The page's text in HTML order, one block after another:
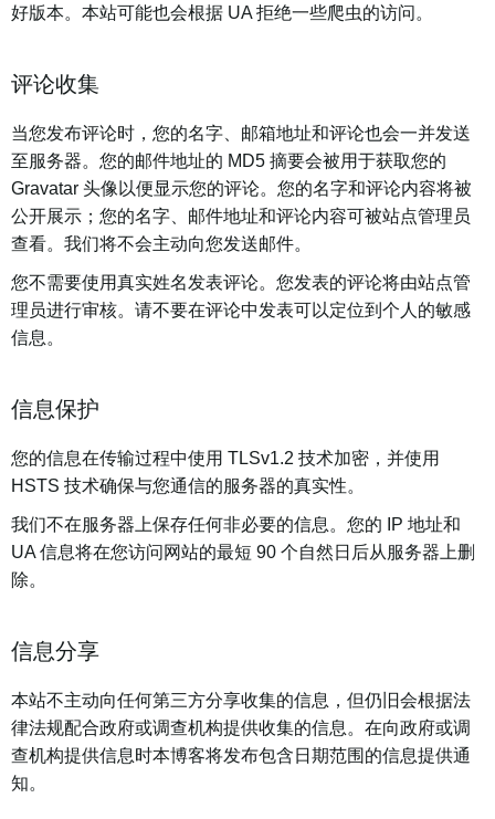
好版本。本站可能也会根据 UA 拒绝一些爬虫的访问。
评论收集
当您发布评论时，您的名字、邮箱地址和评论也会一并发送
至服务器。您的邮件地址的 MD5 摘要会被用于获取您的
Gravatar 头像以便显示您的评论。您的名字和评论内容将被
公开展示；您的名字、邮件地址和评论内容可被站点管理员
查看。我们将不会主动向您发送邮件。
您不需要使用真实姓名发表评论。您发表的评论将由站点管
理员进行审核。请不要在评论中发表可以定位到个人的敏感
信息。
信息保护
您的信息在传输过程中使用 TLSv1.2 技术加密，并使用
HSTS 技术确保与您通信的服务器的真实性。
我们不在服务器上保存任何非必要的信息。您的 IP 地址和
UA 信息将在您访问网站的最短 90 个自然日后从服务器上删
除。
信息分享
本站不主动向任何第三方分享收集的信息，但仍旧会根据法
律法规配合政府或调查机构提供收集的信息。在向政府或调
查机构提供信息时本博客将发布包含日期范围的信息提供通
知。